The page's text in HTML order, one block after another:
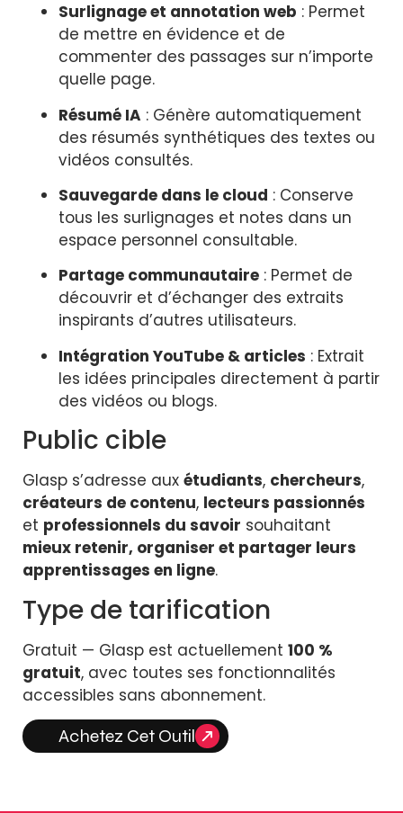
Surlignage et annotation web : Permet
de mettre en évidence et de
commenter des passages sur n’importe
quelle page.
Résumé IA : Génère automatiquement
des résumés synthétiques des textes ou
vidéos consultés.
Sauvegarde dans le cloud : Conserve
tous les surlignages et notes dans un
espace personnel consultable.
Partage communautaire : Permet de
découvrir et d’échanger des extraits
inspirants d’autres utilisateurs.
Intégration YouTube & articles : Extrait
les idées principales directement à partir
des vidéos ou blogs.
Public cible
Glasp s’adresse aux étudiants, chercheurs,
créateurs de contenu, lecteurs passionnés
et professionnels du savoir souhaitant
mieux retenir, organiser et partager leurs
apprentissages en ligne.
Type de tarification
Gratuit — Glasp est actuellement 100 %
gratuit, avec toutes ses fonctionnalités
accessibles sans abonnement.
Achetez Cet Outil